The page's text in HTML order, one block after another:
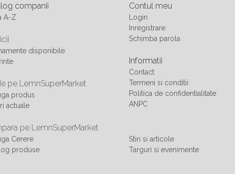
companii
A-Z
disponibile
pe LemnSuperMarket
produs
actuale
pe LemnSuperMarket
Cerere
produse
Contul meu
Login
Inregistrare
Schimba parola
Informatii
Contact
Termeni si conditii
Politica de confidentialitate
ANPC
Stiri si articole
Targuri si evenimente